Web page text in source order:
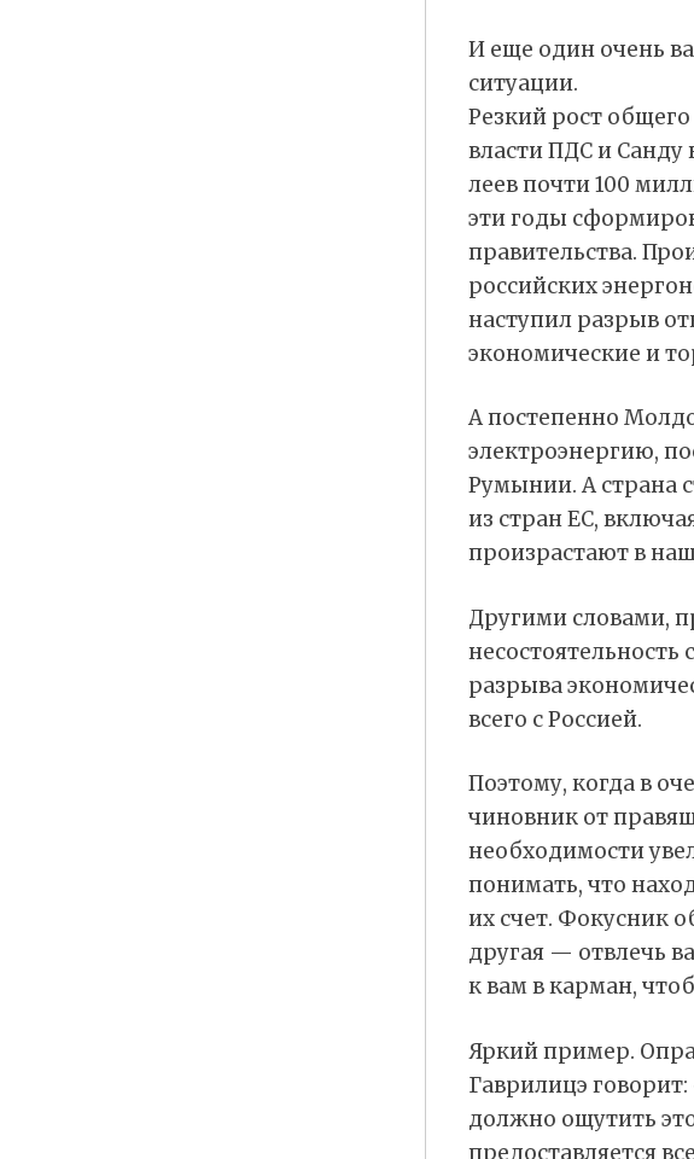
И еще один очень
ситуации.
Резкий рост
власти ПДС и Санду
леев почти 100
эти годы
правительства.
российских
наступил разрыв
экономические и
А постепенно
электроэнергию,
Румынии. А страна
из стран ЕС,
произрастают в
Другими словами,
разрыва
всего с Россией.
Поэтому, когда в
чиновник от
необходимости
понимать, что
их счет. Фокусник
другая — отвлечь
к вам в карман,
Яркий пример.
Гаврилицэ
должно ощутить
предоставляется